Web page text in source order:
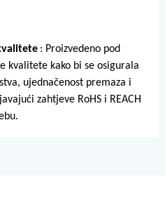
: Proizvedeno pod
kvalitete kako bi se osigurala
ujednačenost premaza i
zahtjeve RoHS i REACH